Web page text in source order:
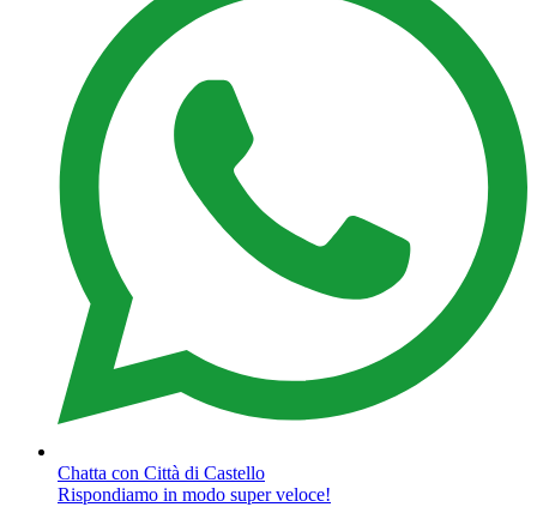
Chatta con Città di Castello
Rispondiamo in modo super veloce!